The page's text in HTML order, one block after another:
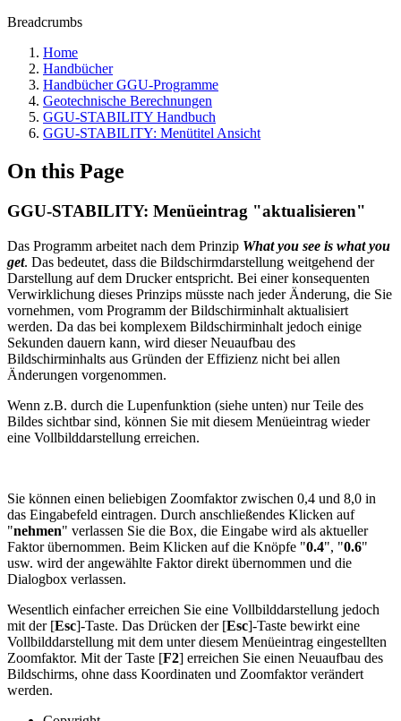
Breadcrumbs
Home
Handbücher
Handbücher GGU-Programme
Geotechnische Berechnungen
GGU-STABILITY Handbuch
GGU-STABILITY: Menütitel Ansicht
On this Page
GGU-STABILITY: Menüeintrag "aktualisieren"
Das Programm arbeitet nach dem Prinzip What you see is what you
get. Das bedeutet, dass die Bildschirmdarstellung weitgehend der
Darstellung auf dem Drucker entspricht. Bei einer konsequenten
Verwirklichung dieses Prinzips müsste nach jeder Änderung, die Sie
vornehmen, vom Programm der Bildschirminhalt aktualisiert
werden. Da das bei komplexem Bildschirminhalt jedoch einige
Sekunden dauern kann, wird dieser Neuaufbau des
Bildschirminhalts aus Gründen der Effizienz nicht bei allen
Änderungen vorgenommen.
Wenn z.B. durch die Lupenfunktion (siehe unten) nur Teile des
Bildes sichtbar sind, können Sie mit diesem Menüeintrag wieder
eine Vollbilddarstellung erreichen.
Sie können einen beliebigen Zoomfaktor zwischen 0,4 und 8,0 in
das Eingabefeld eintragen. Durch anschließendes Klicken auf
"nehmen" verlassen Sie die Box, die Eingabe wird als aktueller
Faktor übernommen. Beim Klicken auf die Knöpfe "0.4", "0.6"
usw. wird der angewählte Faktor direkt übernommen und die
Dialogbox verlassen.
Wesentlich einfacher erreichen Sie eine Vollbilddarstellung jedoch
mit der [Esc]-Taste. Das Drücken der [Esc]-Taste bewirkt eine
Vollbilddarstellung mit dem unter diesem Menüeintrag eingestellten
Zoomfaktor. Mit der Taste [F2] erreichen Sie einen Neuaufbau des
Bildschirms, ohne dass Koordinaten und Zoomfaktor verändert
werden.